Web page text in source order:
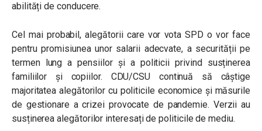
abilități de conducere.
Cel mai probabil, alegătorii care vor vota SPD o vor face
pentru promisiunea unor salarii adecvate, a securității pe
termen lung a pensiilor și a politicii privind susținerea
familiilor și copiilor. CDU/CSU continuă să câștige
majoritatea alegătorilor cu politicile economice și măsurile
de gestionare a crizei provocate de pandemie. Verzii au
susținerea alegătorilor interesați de politicile de mediu.